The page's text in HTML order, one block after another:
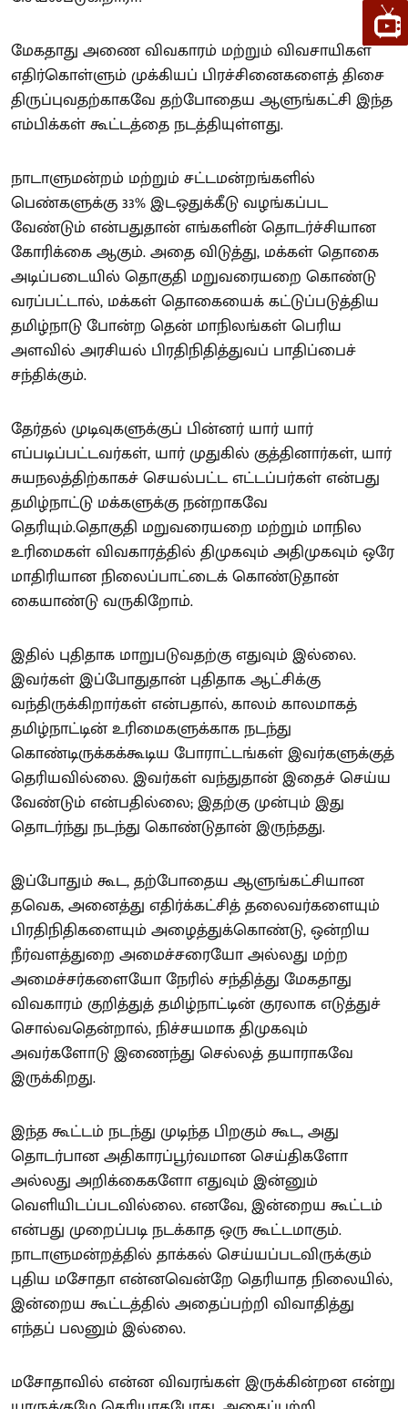
மேகதாது அணை விவகாரம் மற்றும் விவசாயிகள்
எதிர்கொள்ளும் முக்கியப் பிரச்சினைகளைத் திசை
திருப்புவதற்காகவே தற்போதைய ஆளுங்கட்சி இந்த
எம்பிக்கள் கூட்டத்தை நடத்தியுள்ளது.
நாடாளுமன்றம் மற்றும் சட்டமன்றங்களில்
பெண்களுக்கு 33% இடஒதுக்கீடு வழங்கப்பட
வேண்டும் என்பதுதான் எங்களின் தொடர்ச்சியான
கோரிக்கை ஆகும். அதை விடுத்து, மக்கள் தொகை
அடிப்படையில் தொகுதி மறுவரையறை கொண்டு
வரப்பட்டால், மக்கள் தொகையைக் கட்டுப்படுத்திய
தமிழ்நாடு போன்ற தென் மாநிலங்கள் பெரிய
அளவில் அரசியல் பிரதிநிதித்துவப் பாதிப்பைச்
சந்திக்கும்.
தேர்தல் முடிவுகளுக்குப் பின்னர் யார் யார்
எப்படிப்பட்டவர்கள், யார் முதுகில் குத்தினார்கள், யார்
சுயநலத்திற்காகச் செயல்பட்ட எட்டப்பர்கள் என்பது
தமிழ்நாட்டு மக்களுக்கு நன்றாகவே
தெரியும்.தொகுதி மறுவரையறை மற்றும் மாநில
உரிமைகள் விவகாரத்தில் திமுகவும் அதிமுகவும் ஒரே
மாதிரியான நிலைப்பாட்டைக் கொண்டுதான்
கையாண்டு வருகிறோம்.
இதில் புதிதாக மாறுபடுவதற்கு எதுவும் இல்லை.
இவர்கள் இப்போதுதான் புதிதாக ஆட்சிக்கு
வந்திருக்கிறார்கள் என்பதால், காலம் காலமாகத்
தமிழ்நாட்டின் உரிமைகளுக்காக நடந்து
கொண்டிருக்கக்கூடிய போராட்டங்கள் இவர்களுக்குத்
தெரியவில்லை. இவர்கள் வந்துதான் இதைச் செய்ய
வேண்டும் என்பதில்லை; இதற்கு முன்பும் இது
தொடர்ந்து நடந்து கொண்டுதான் இருந்தது.
இப்போதும் கூட, தற்போதைய ஆளுங்கட்சியான
தவெக, அனைத்து எதிர்க்கட்சித் தலைவர்களையும்
பிரதிநிதிகளையும் அழைத்துக்கொண்டு, ஒன்றிய
நீர்வளத்துறை அமைச்சரையோ அல்லது மற்ற
அமைச்சர்களையோ நேரில் சந்தித்து மேகதாது
விவகாரம் குறித்துத் தமிழ்நாட்டின் குரலாக எடுத்துச்
சொல்வதென்றால், நிச்சயமாக திமுகவும்
அவர்களோடு இணைந்து செல்லத் தயாராகவே
இருக்கிறது.
இந்த கூட்டம் நடந்து முடிந்த பிறகும் கூட, அது
தொடர்பான அதிகாரப்பூர்வமான செய்திகளோ
அல்லது அறிக்கைகளோ எதுவும் இன்னும்
வெளியிடப்படவில்லை. எனவே, இன்றைய கூட்டம்
என்பது முறைப்படி நடக்காத ஒரு கூட்டமாகும்.
நாடாளுமன்றத்தில் தாக்கல் செய்யப்படவிருக்கும்
புதிய மசோதா என்னவென்றே தெரியாத நிலையில்,
இன்றைய கூட்டத்தில் அதைப்பற்றி விவாதித்து
எந்தப் பலனும் இல்லை.
மசோதாவில் என்ன விவரங்கள் இருக்கின்றன என்று